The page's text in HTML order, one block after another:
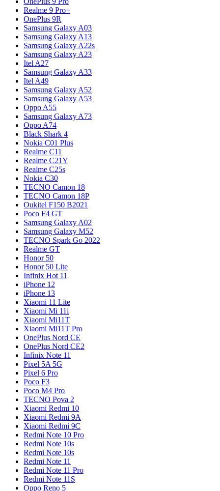
Realme 9 Pro+
OnePlus 9R
Samsung Galaxy A03
Samsung Galaxy A13
Samsung Galaxy A22s
Samsung Galaxy A23
Itel A27
Samsung Galaxy A33
Itel A49
Samsung Galaxy A52
Samsung Galaxy A53
Oppo A55
Samsung Galaxy A73
Oppo A74
Black Shark 4
Nokia C01 Plus
Realme C11
Realme C21Y
Realme C25s
Nokia C30
TECNO Camon 18
TECNO Camon 18P
Oukitel F150 B2021
Poco F4 GT
Samsung Galaxy A02
Samsung Galaxy M52
TECNO Spark Go 2022
Realme GT
Honor 50
Honor 50 Lite
Infinix Hot 11
iPhone 12
iPhone 13
Xiaomi 11 Lite
Xiaomi Mi 11i
Xiaomi Mi11T
Xiaomi Mi11T Pro
OnePlus Nord CE
OnePlus Nord CE2
Infinix Note 11
Pixel 5A 5G
Pixel 6 Pro
Poco F3
Poco M4 Pro
TECNO Pova 2
Xiaomi Redmi 10
Xiaomi Redmi 9A
Xiaomi Redmi 9C
Redmi Note 10 Pro
Redmi Note 10s
Redmi Note 10s
Redmi Note 11
Redmi Note 11 Pro
Redmi Note 11S
Oppo Reno 5